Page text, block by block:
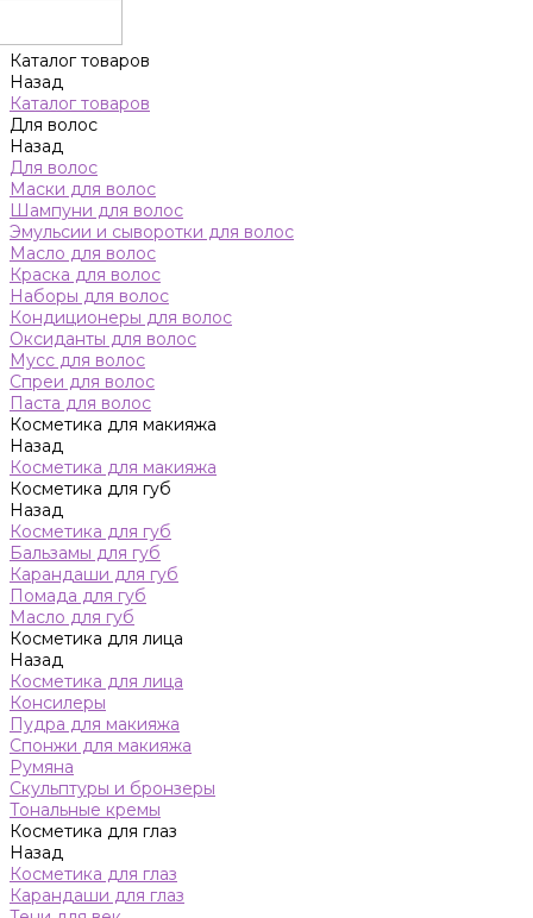
Каталог товаров
Назад
Каталог товаров
Для волос
Назад
Для волос
Маски для волос
Шампуни для волос
Эмульсии и сыворотки для волос
Масло для волос
Краска для волос
Наборы для волос
Кондиционеры для волос
Оксиданты для волос
Мусс для волос
Спреи для волос
Паста для волос
Косметика для макияжа
Назад
Косметика для макияжа
Косметика для губ
Назад
Косметика для губ
Бальзамы для губ
Карандаши для губ
Помада для губ
Масло для губ
Косметика для лица
Назад
Косметика для лица
Консилеры
Пудра для макияжа
Спонжи для макияжа
Румяна
Скульптуры и бронзеры
Тональные кремы
Косметика для глаз
Назад
Косметика для глаз
Карандаши для глаз